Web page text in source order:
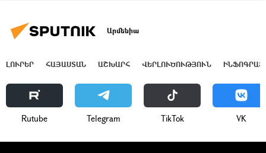
Արմենիա
ԼՈՒՐԵՐ ՀԱՅԱՍՏԱՆ ԱՇԽԱՐՀ ՎԵՐԼՈՒԾՈՒԹՅՈՒՆ
Rutube Telegram ТikТоk VK